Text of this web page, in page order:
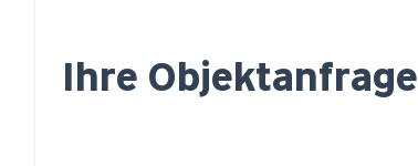
Ihre Objektanfrage